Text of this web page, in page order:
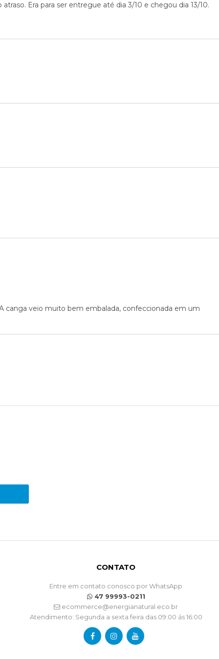
Era para ser entregue até dia 3/10 e chegou dia 13/10.
canga veio muito bem embalada, confeccionada em um
CONTATO
Entre em contato conosco por WhatsApp
47 99993-0211
ecommerce@energianatural.eco.br
Atendimento: Segunda a sexta feira das 09:00 ás 16:00